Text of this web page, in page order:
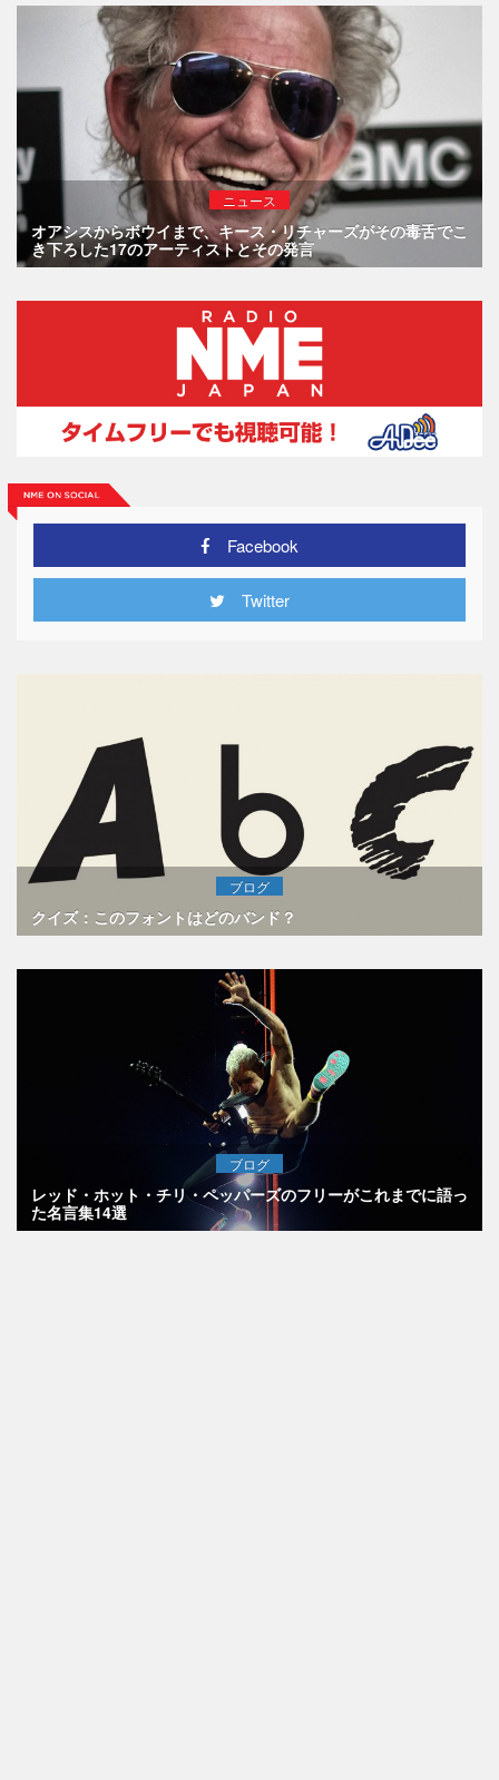
ニュース
オアシスからボウイまで、キース・リチャーズがその毒舌でこ
き下ろした17のアーティストとその発言
Facebook
Twitter
ブログ
クイズ：このフォントはどのバンド？
ブログ
レッド・ホット・チリ・ペッパーズのフリーがこれまでに語っ
た名言集14選